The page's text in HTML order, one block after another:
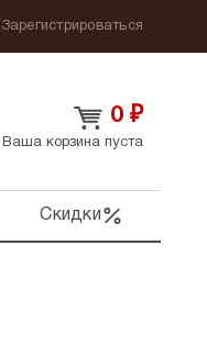
Зарегистрироваться
0 ₽
Ваша корзина пуста
Скидки